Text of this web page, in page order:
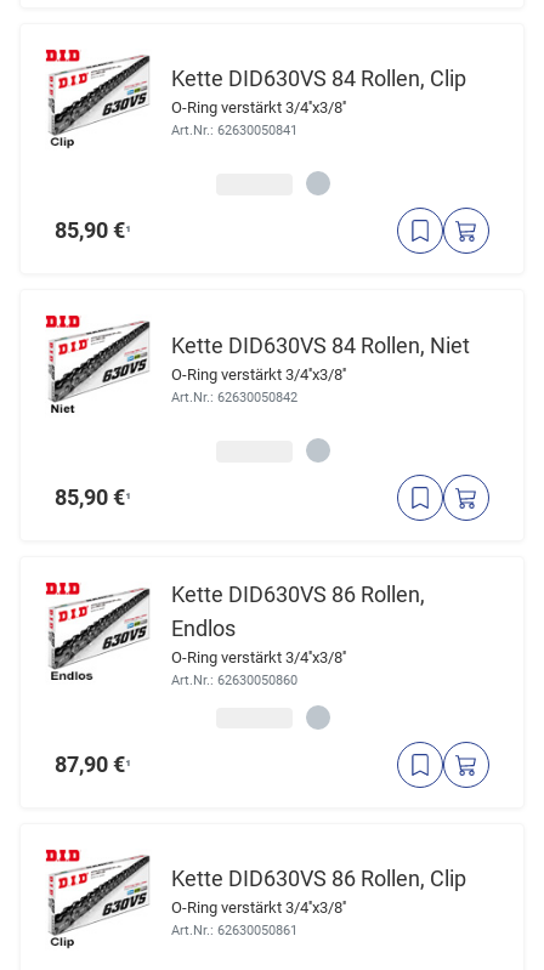
Kette DID630VS 84 Rollen, Clip
O-Ring verstärkt 3/4''x3/8''
Art.Nr.: 62630050841
85,90 €¹
Kette DID630VS 84 Rollen, Niet
O-Ring verstärkt 3/4''x3/8''
Art.Nr.: 62630050842
85,90 €¹
Kette DID630VS 86 Rollen,
Endlos
O-Ring verstärkt 3/4''x3/8''
Art.Nr.: 62630050860
87,90 €¹
Kette DID630VS 86 Rollen, Clip
O-Ring verstärkt 3/4''x3/8''
Art.Nr.: 62630050861